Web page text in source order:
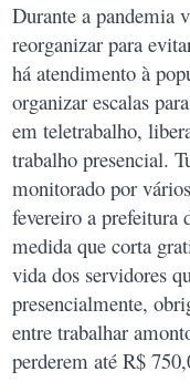
Durante a pandemia
reorganizar para
há atendimento à
organizar escalas
em teletrabalho,
trabalho presencial.
monitorado por
fevereiro a prefeitura
medida que corta
vida dos servidores
presencialmente,
entre trabalhar
perderem até R$